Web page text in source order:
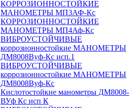
КОРРОЗИОННОСТОЙКИЕ
МАНОМЕТРЫ МП3АФ-Кс
КОРРОЗИОННОСТОЙКИЕ
МАНОМЕТРЫ МП4Аф-Кс
ВИБРОУСТОЙЧИВЫЕ
коррозионностойкие МАНОМЕТРЫ
ДМ8008Вуф-Кс исп.1
ВИБРОУСТОЙЧИВЫЕ
коррозионностойкие МАНОМЕТРЫ
ДМ8008Вуф-Кс
Кислотостойкие манометры ДМ8008-
ВУф Кс исп К